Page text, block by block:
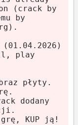
22H2
lub AMD
GTX 970
A580
(crack by
by
play
płyty.
dodany
KUP ją!